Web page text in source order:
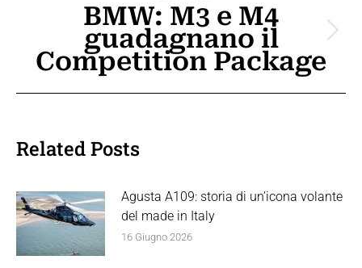
Prossimo
post:
BMW: M3 e M4
guadagnano il
Competition Package
Related Posts
Agusta A109: storia di un’icona volante
del made in Italy
16 Giugno 2026